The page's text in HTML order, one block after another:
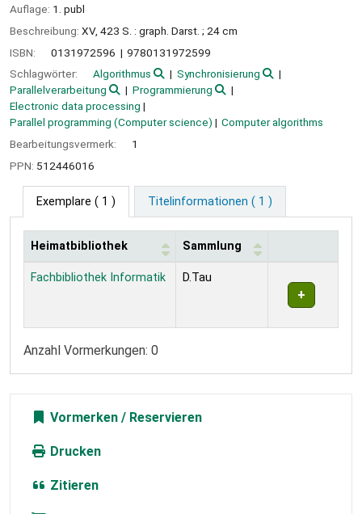
Auflage: 1. publ
Beschreibung: XV, 423 S. : graph. Darst. ; 24 cm
ISBN:
0131972596
9780131972599
Schlagwörter:
Algorithmus
Synchronisierung
Parallelverarbeitung
Programmierung
Electronic data processing
Parallel programming (Computer science)
Computer algorithms
Bearbeitungsvermerk:
1
PPN: 512446016
Exemplare ( 1 ) Titelinformationen ( 1 )
Exemplare
Heimatbibliothek Sammlung
Fachbibliothek Informatik D.Tau
Anzahl Vormerkungen: 0
Vormerken
Drucken
Zitieren